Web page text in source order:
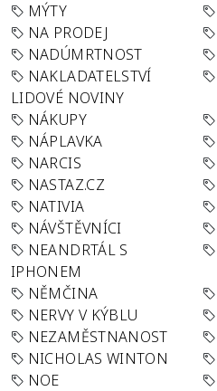
MÝTY
NA PRODEJ
NADÚMRTNOST
NAKLADATELSTVÍ
LIDOVÉ NOVINY
NÁKUPY
NÁPLAVKA
NARCIS
NASTAZ.CZ
NATIVIA
NÁVŠTĚVNÍCI
NEANDRTÁL S
IPHONEM
NĚMČINA
NERVY V KÝBLU
NEZAMĚSTNANOST
NICHOLAS WINTON
NOE